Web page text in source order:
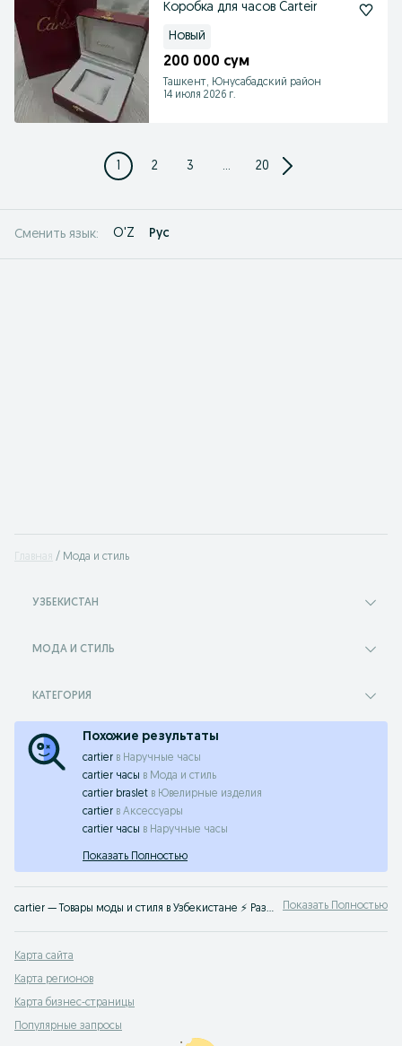
Коробка для часов Carteir
Новый
200 000 сум
Ташкент, Юнусабадский район
14 июля 2026 г.
1 2 3 ... 20
Сменить язык: O'Z Рус
Главная Мода и стиль
УЗБЕКИСТАН
МОДА И СТИЛЬ
КАТЕГОРИЯ
Похожие результаты
cartier в Наручные часы
cartier часы в Мода и стиль
cartier braslet в Ювелирные изделия
cartier в Аксессуары
cartier часы в Наручные часы
Показать Полностью
cartier — Товары моды и стиля в Узбекистане ⚡️ Размеры и модели в наличии ✔️ Покупайте ▶️ новую или Б/У ✔️ одежду на OLX.uz Показать Полностью
Карта сайта
Карта регионов
Карта бизнес-страницы
Популярные запросы